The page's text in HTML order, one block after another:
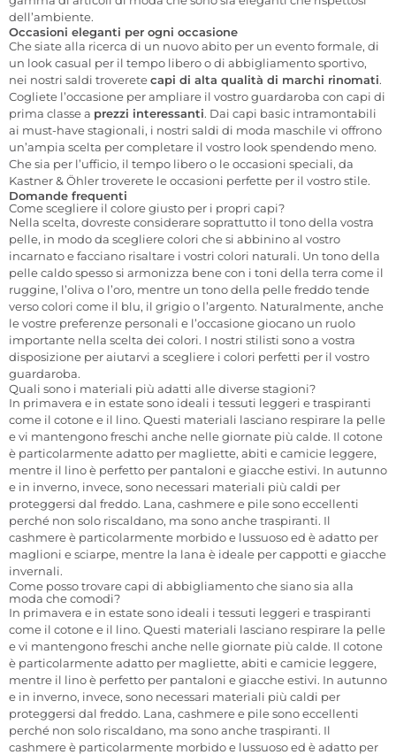
dell’ambiente.
Occasioni eleganti per ogni occasione
Che siate alla ricerca di un nuovo abito per un evento formale, di
un look casual per il tempo libero o di abbigliamento sportivo,
nei nostri saldi troveretecapi di alta qualità di marchi rinomati.
Cogliete l’occasione per ampliare il vostro guardaroba con capi di
prima classe a prezzi interessanti. Dai capi basic intramontabili
ai must-have stagionali, i nostri saldi di moda maschile vi offrono
un’ampia scelta per completare il vostro look spendendo meno.
Che sia per l’ufficio, il tempo libero o le occasioni speciali, da
Kastner & Öhler troverete le occasioni perfette per il vostro stile.
Domande frequenti
Come scegliere il colore giusto per i propri capi?
Nella scelta, dovreste considerare soprattutto il tono della vostra
pelle, in modo da scegliere colori che si abbinino al vostro
incarnato e facciano risaltare i vostri colori naturali. Un tono della
pelle caldo spesso si armonizza bene con i toni della terra come il
ruggine, l’oliva o l’oro, mentre un tono della pelle freddo tende
verso colori come il blu, il grigio o l’argento. Naturalmente, anche
le vostre preferenze personali e l’occasione giocano un ruolo
importante nella scelta dei colori. I nostri stilisti sono a vostra
disposizione per aiutarvi a scegliere i colori perfetti per il vostro
guardaroba.
Quali sono i materiali più adatti alle diverse stagioni?
In primavera e in estate sono ideali i tessuti leggeri e traspiranti
come il cotone e il lino. Questi materiali lasciano respirare la pelle
e vi mantengono freschi anche nelle giornate più calde. Il cotone
è particolarmente adatto per magliette, abiti e camicie leggere,
mentre il lino è perfetto per pantaloni e giacche estivi. In autunno
e in inverno, invece, sono necessari materiali più caldi per
proteggersi dal freddo. Lana, cashmere e pile sono eccellenti
perché non solo riscaldano, ma sono anche traspiranti. Il
cashmere è particolarmente morbido e lussuoso ed è adatto per
maglioni e sciarpe, mentre la lana è ideale per cappotti e giacche
invernali.
Come posso trovare capi di abbigliamento che siano sia alla
moda che comodi?
In primavera e in estate sono ideali i tessuti leggeri e traspiranti
come il cotone e il lino. Questi materiali lasciano respirare la pelle
e vi mantengono freschi anche nelle giornate più calde. Il cotone
è particolarmente adatto per magliette, abiti e camicie leggere,
mentre il lino è perfetto per pantaloni e giacche estivi. In autunno
e in inverno, invece, sono necessari materiali più caldi per
proteggersi dal freddo. Lana, cashmere e pile sono eccellenti
perché non solo riscaldano, ma sono anche traspiranti. Il
cashmere è particolarmente morbido e lussuoso ed è adatto per